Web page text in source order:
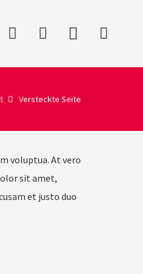
Versteckte Seite
voluptua. At vero
sit amet,
et justo duo